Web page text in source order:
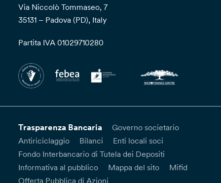
Via Niccolò Tommaseo, 7
35131 – Padova (PD), Italy
Partita IVA 01029710280
Trasparenza Bancaria
Governo societario
Antiriciclaggio
Bilanci
Enti locali soci
Fondo Interbancario di Tutela dei Depositi
Informativa al pubblico
Mappa del sito
Mifid
Offerta Pubblica di Azioni